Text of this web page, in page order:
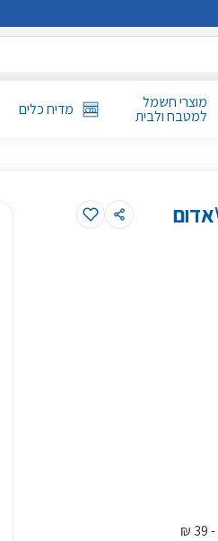
מוצרי חשמל
למטבח ולבית מדיח כלים
- 39 ₪